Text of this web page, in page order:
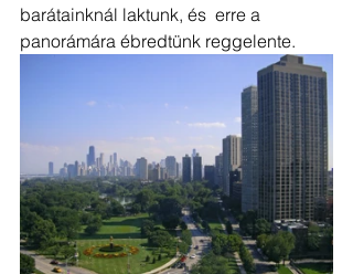
barátainknál laktunk, és  erre a
panorámára ébredtünk reggelente.